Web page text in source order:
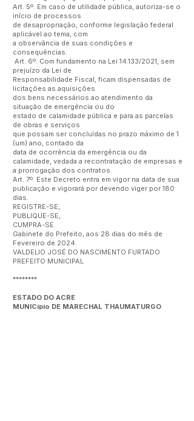
Art. 5º. Em caso de utilidade pública, autoriza-se o
início de processos
de desapropriação, conforme legislação federal
aplicável ao tema, com
a observância de suas condições e
consequências.
Art. 6º. Com fundamento na Lei 14.133/2021, sem
prejuízo da Lei de
Responsabilidade Fiscal, ficam dispensadas de
licitações as aquisições
dos bens necessários ao atendimento da
situação de emergência ou do
estado de calamidade pública e para as parcelas
de obras e serviços
que possam ser concluídas no prazo máximo de 1
(um) ano, contado da
data de ocorrência da emergência ou da
calamidade, vedada a recontratação de empresas e
a prorrogação dos contratos.
Art. 7º. Este Decreto entra em vigor na data de sua
publicação e vigorará por devendo viger por 180
dias.
REGISTRE-SE,
PUBLIQUE-SE,
CUMPRA-SE.
Gabinete do Prefeito, aos 28 dias do mês de
Fevereiro de 2024.
VALDELIO JOSÉ DO NASCIMENTO FURTADO
PREFEITO MUNICIPAL
********
ESTADO DO ACRE
MUNICípio DE MARECHAL THAUMATURGO